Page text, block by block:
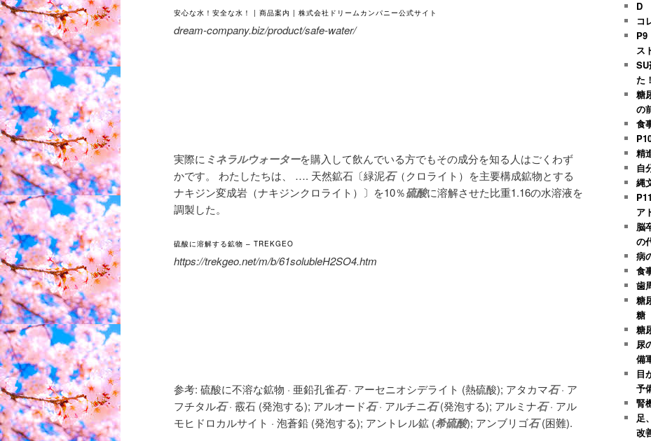
安心な水！安全な水！ | 商品案内 | 株式会社ドリームカンパニー公式サイト
dream-company.biz/product/safe-water/
実際に ミネラルウォーターを購入して飲んでいる方でもその成分を知る人はごくわず
かです。 わたしたちは、 …. 天然鉱石〔緑泥石（クロライト）を主要構成鉱物とする
ナキジン変成岩（ナキジンクロライト）〕を10％硫酸に溶解させた比重1.16の水溶液を
調製した。
硫酸に溶解する鉱物 – TREKGEO
https://trekgeo.net/m/b/61solubleH2SO4.htm
参考: 硫酸に不溶な鉱物 · 亜鉛孔雀石· アーセニオシデライト (熱硫酸); アタカマ石· ア
フチタル石· 霰石 (発泡する); アルオード石· アルチニ石(発泡する); アルミナ石· アル
モヒドロカルサイト · 泡蒼鉛 (発泡する); アントレル鉱 (希硫酸); アンブリゴ石(困難).
D
コ
ス
た！
糖
の
食
精
自
縄
ア
脳
の
病
食
歯
糖
糖
糖
尿
備
目
予
腎
足
改